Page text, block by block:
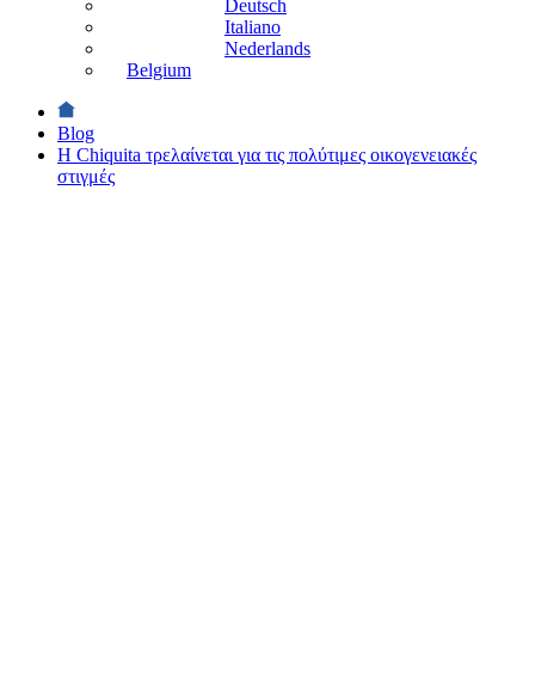
Deutsch
Italiano
Nederlands
Belgium
Blog
Η Chiquita τρελαίνεται για τις πολύτιμες οικογενειακές
στιγμές